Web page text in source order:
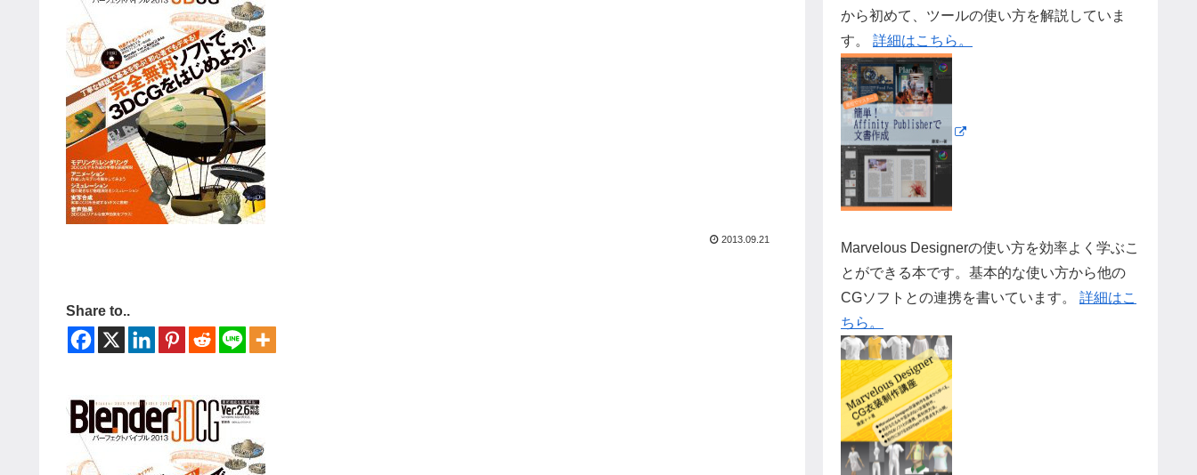
2013.09.21
Share to..
から初めて、ツールの使い方を解説していま
す。 詳細はこちら。
Marvelous Designerの使い方を効率よく学ぶこ
とができる本です。基本的な使い方から他の
CGソフトとの連携を書いています。 詳細はこ
ちら。